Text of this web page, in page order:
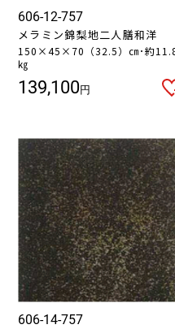
606-12-757
メラミン錦梨地二人膳和洋
150×45×70（32.5）㎝･約
㎏
139,100円
606-14-757